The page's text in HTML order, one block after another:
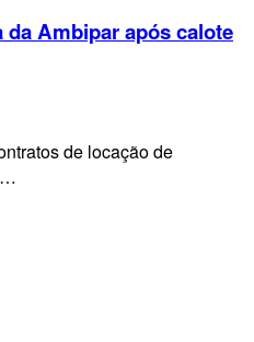
da Ambipar após calote
de locação de